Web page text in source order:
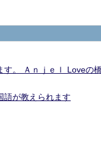
。 Ａｎｊｅｌ Loveの橋
語が教えられます